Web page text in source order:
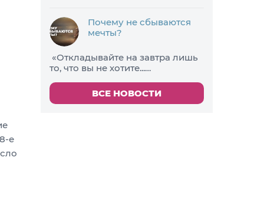
е
Почему не сбываются
мечты?
«Откладывайте на завтра лишь
то, что вы не хотите...…
ВСЕ НОВОСТИ